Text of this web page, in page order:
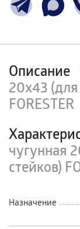
Описание
20х43
FORESTER
чугунная
стейков)
Назначение